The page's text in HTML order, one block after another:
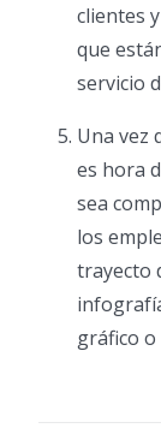
clientes
que
servicio
Una vez
es hora
sea
los
trayecto
gráfico o